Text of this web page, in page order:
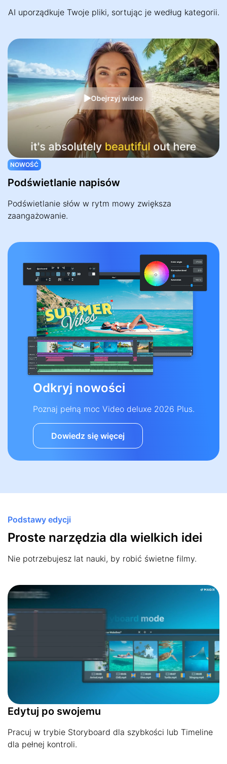
AI uporządkuje Twoje pliki, sortując je według kategorii.
Obejrzyj wideo
NOWOŚĆ
Podświetlanie napisów
Podświetlanie słów w rytm mowy zwiększa
zaangażowanie.
Odkryj nowości
Poznaj pełną moc Video deluxe 2026 Plus.
Dowiedz się więcej
Podstawy edycji
Proste narzędzia dla wielkich idei
Nie potrzebujesz lat nauki, by robić świetne filmy.
Edytuj po swojemu
Pracuj w trybie Storyboard dla szybkości lub Timeline
dla pełnej kontroli.